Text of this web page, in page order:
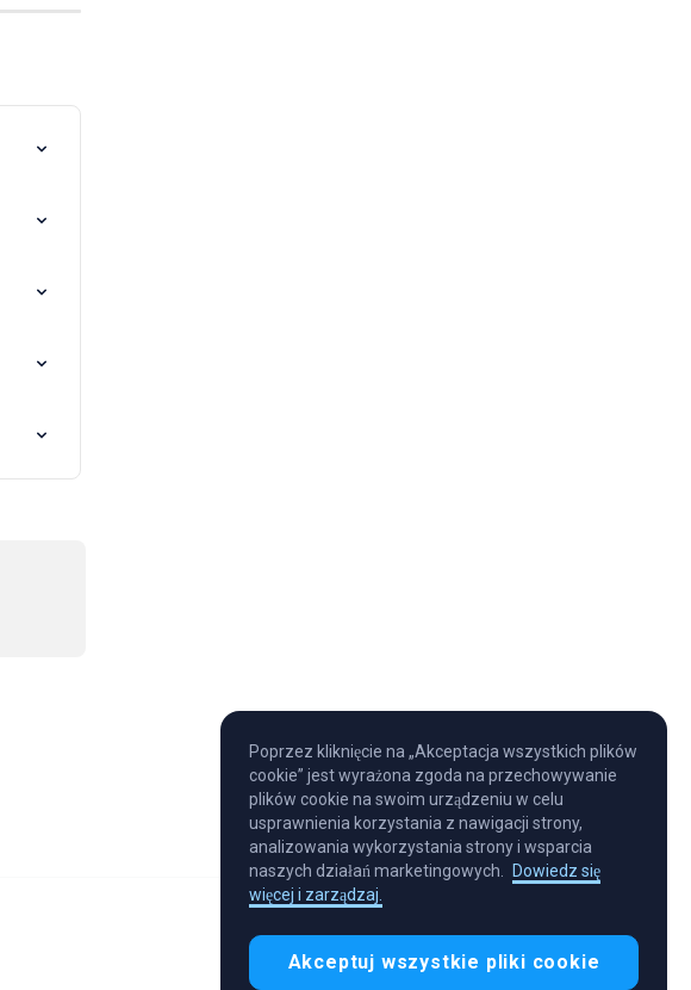
Poprzez kliknięcie na „Akceptacja wszystkich plików
cookie” jest wyrażona zgoda na przechowywanie
plików cookie na swoim urządzeniu w celu
usprawnienia korzystania z nawigacji strony,
analizowania wykorzystania strony i wsparcia
naszych działań marketingowych.
Dowiedz się
więcej i zarządzaj.
Akceptuj wszystkie pliki cookie